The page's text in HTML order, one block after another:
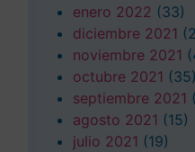
enero 2022 (33)
diciembre 2021
noviembre 2021
octubre 2021 (35)
septiembre 2021
agosto 2021 (15)
julio 2021 (19)